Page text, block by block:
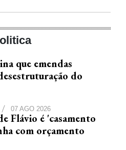
que emendas
do
07 AGO 2026
Flávio é 'casamento
com orçamento